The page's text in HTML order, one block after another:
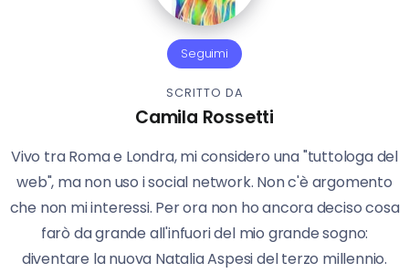
Seguimi
SCRITTO DA
Camila Rossetti
Vivo tra Roma e Londra, mi considero una "tuttologa del
web", ma non uso i social network. Non c'è argomento
che non mi interessi. Per ora non ho ancora deciso cosa
farò da grande all'infuori del mio grande sogno:
diventare la nuova Natalia Aspesi del terzo millennio.